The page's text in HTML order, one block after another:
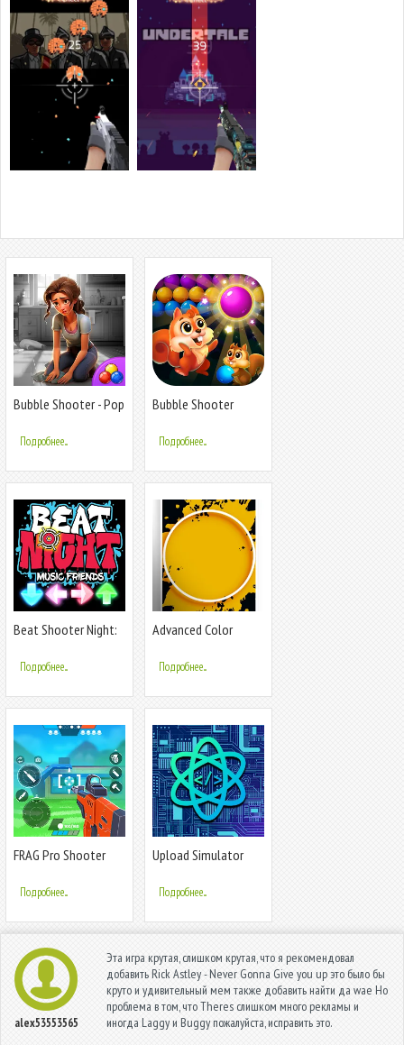
Bubble Shooter - Pop
Подробнее...
Bubble Shooter
Подробнее...
Beat Shooter Night:
Подробнее...
Advanced Color
Подробнее...
FRAG Pro Shooter
Подробнее...
Upload Simulator
Подробнее...
alex53553565
Эта игра крутая, слишком крутая, что я рекомендовал
добавить Rick Astley - Never Gonna Give you up это было бы
круто и удивительный мем также добавить найти да wae Но
проблема в том, что Theres слишком много рекламы и
иногда Laggy и Buggy пожалуйста, исправить это.